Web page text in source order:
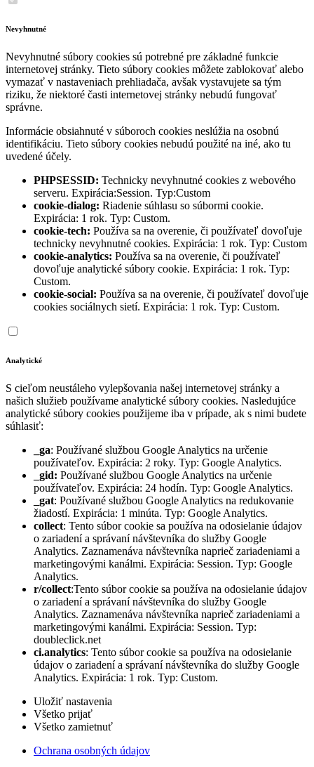
Nevyhnutné
Nevyhnutné súbory cookies sú potrebné pre základné funkcie
internetovej stránky. Tieto súbory cookies môžete zablokovať alebo
vymazať v nastaveniach prehliadača, avšak vystavujete sa tým
riziku, že niektoré časti internetovej stránky nebudú fungovať
správne.
Informácie obsiahnuté v súboroch cookies neslúžia na osobnú
identifikáciu. Tieto súbory cookies nebudú použité na iné, ako tu
uvedené účely.
PHPSESSID: Technicky nevyhnutné cookies z webového
serveru. Expirácia:Session. Typ:Custom
cookie-dialog: Riadenie súhlasu so súbormi cookie.
Expirácia: 1 rok. Typ: Custom.
cookie-tech: Používa sa na overenie, či používateľ dovoľuje
technicky nevyhnutné cookies. Expirácia: 1 rok. Typ: Custom
cookie-analytics: Používa sa na overenie, či používateľ
dovoľuje analytické súbory cookie. Expirácia: 1 rok. Typ:
Custom.
cookie-social: Používa sa na overenie, či používateľ dovoľuje
cookies sociálnych sietí. Expirácia: 1 rok. Typ: Custom.
Analytické
S cieľom neustáleho vylepšovania našej internetovej stránky a
našich služieb používame analytické súbory cookies. Nasledujúce
analytické súbory cookies použijeme iba v prípade, ak s nimi budete
súhlasiť:
_ga: Používané službou Google Analytics na určenie
používateľov. Expirácia: 2 roky. Typ: Google Analytics.
_gid: Používané službou Google Analytics na určenie
používateľov. Expirácia: 24 hodín. Typ: Google Analytics.
_gat: Používané službou Google Analytics na redukovanie
žiadostí. Expirácia: 1 minúta. Typ: Google Analytics.
collect: Tento súbor cookie sa používa na odosielanie údajov
o zariadení a správaní návštevníka do služby Google
Analytics. Zaznamenáva návštevníka naprieč zariadeniami a
marketingovými kanálmi. Expirácia: Session. Typ: Google
Analytics.
r/collect:Tento súbor cookie sa používa na odosielanie údajov
o zariadení a správaní návštevníka do služby Google
Analytics. Zaznamenáva návštevníka naprieč zariadeniami a
marketingovými kanálmi. Expirácia: Session. Typ:
doubleclick.net
ci.analytics: Tento súbor cookie sa používa na odosielanie
údajov o zariadení a správaní návštevníka do služby Google
Analytics. Expirácia: 1 rok. Typ: Custom.
Uložiť nastavenia
Všetko prijať
Všetko zamietnuť
Ochrana osobných údajov